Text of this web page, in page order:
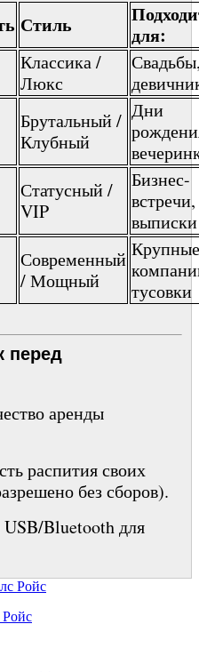
Стиль
для:
Классика /
Люкс
Брутальный /
Клубный
Дни
Статусный /
VIP
Бизнес-
встречи,
выписки
Современный
/ Мощный
Крупные
тусовки
перед
аренды
распития своих
без сборов).
USB/Bluetooth для
Ройс